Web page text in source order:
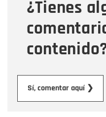
¿Tienes
Sí, comentar aquí ❯
Mensaje